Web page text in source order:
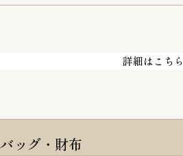
詳細はこちら
バッグ・財布